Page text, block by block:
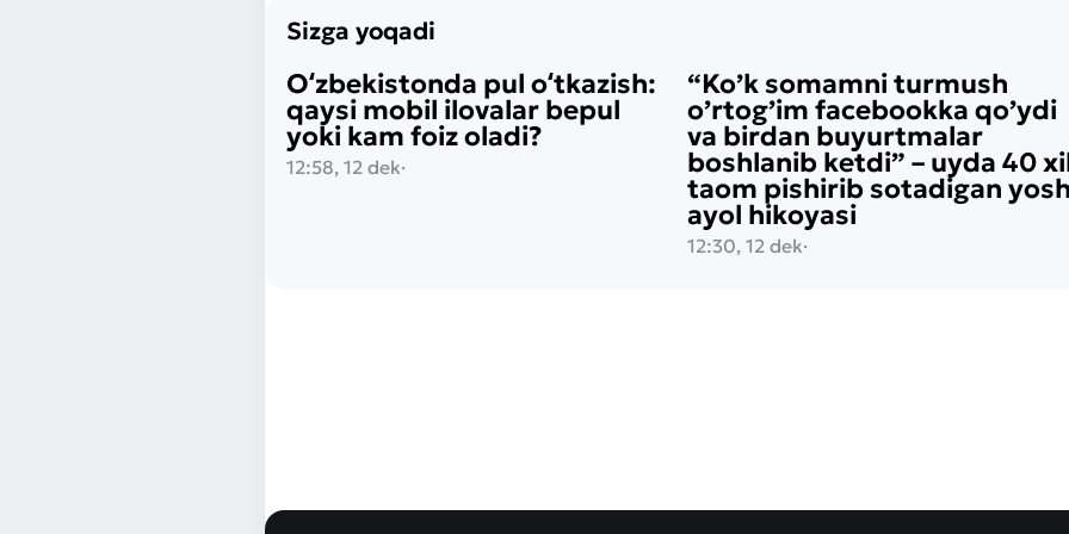
Sizga yoqadi
Oʻzbekistonda pul oʻtkazish:
qaysi mobil ilovalar bepul
yoki kam foiz oladi?
12:58, 12 dek·
“Ko’k somamni turmush
o’rtog’im facebookka qo’ydi
va birdan buyurtmalar
boshlanib ketdi” – uyda 40
taom pishirib sotadigan
ayol hikoyasi
12:30, 12 dek·